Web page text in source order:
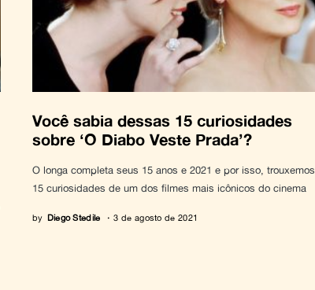
Você sabia dessas 15 curiosidades
sobre ‘O Diabo Veste Prada’?
O longa completa seus 15 anos e 2021 e por isso, trouxemos
15 curiosidades de um dos filmes mais icônicos do cinema
by Diego Stedile 3 de agosto de 2021